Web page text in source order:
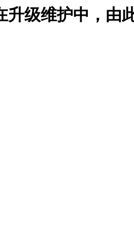
升级维护中，由